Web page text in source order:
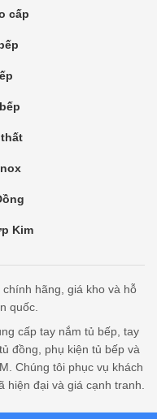
cấp
Kim
hãng, giá kho và hỗ
quốc.
cấp tay nắm tủ bếp, tay
đồng, phụ kiện tủ bếp và
Chúng tôi phục vụ khách
hiện đại và giá cạnh tranh.